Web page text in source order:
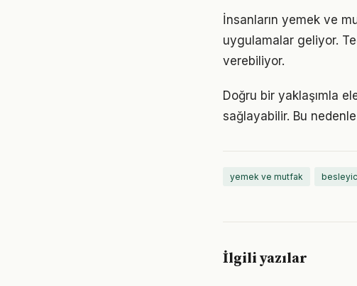
İnsanların yemek ve
uygulamalar geliyor.
verebiliyor.
Doğru bir yaklaşımla
sağlayabilir. Bu
yemek ve mutfak
İlgili yazılar